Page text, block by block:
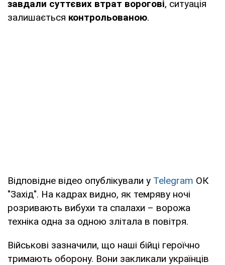
завдали суттєвих втрат ворогові, ситуація
залишається контрольованою.
Відповідне відео опублікували у Telegram ОК
"Захід". На кадрах видно, як темряву ночі
розривають вибухи та спалахи – ворожа
техніка одна за одною злітала в повітря.
Військові зазначили, що наші бійці героїчно
тримають оборону. Вони закликали українців